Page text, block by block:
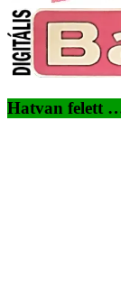
Hatvan felett